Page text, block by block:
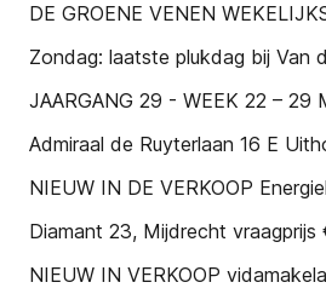
DE GROENE VENEN
Zondag: laatste plukdag bij Van
JAARGANG 29 - WEEK 22 – 29
Admiraal de Ruyterlaan 16 E
NIEUW IN DE VERKOOP
Diamant 23, Mijdrecht
NIEUW IN VERKOOP